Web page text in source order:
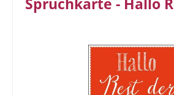
Spruchkarte - Hallo
Bildergalerie überspringen